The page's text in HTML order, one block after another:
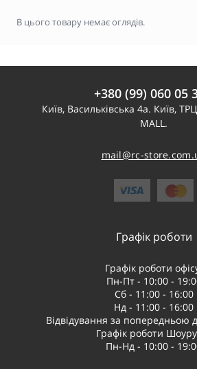
В цього товару немає оглядів.
+380 (99) 060 05
Київ, Васильківська 4а. Київ,
MALL.
mail@rc-
Графік роботи
Графік роботи
Пн-Пт - 10:00 -
Сб - 11:00 - 16:00
Нд - 11:00 - 16:00
Відвідування за попередньою
Графік роботи
Пн-Нд - 10:00 -